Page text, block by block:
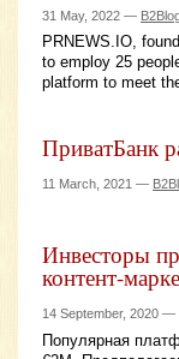
31 May, 2022 —
PRNEWS.IO,
to employ 25
platform to meet
ПриватБанк
11 March, 2021 —
Инвесторы
контент-
14 September, 2020 —
Популярная